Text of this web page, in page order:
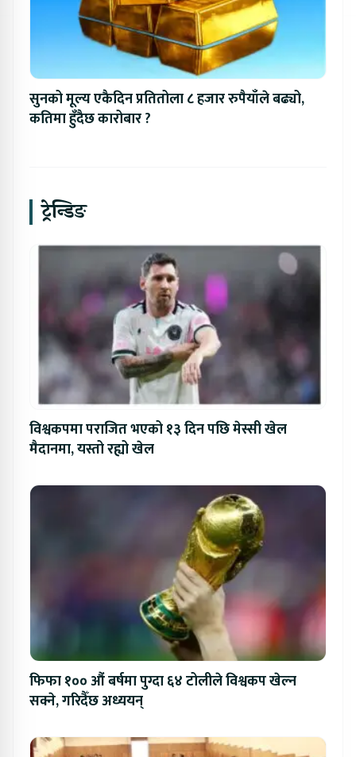
सुनको मूल्य एकैदिन प्रतितोला ८ हजार रुपैयाँले बढ्यो,
कतिमा हुँदैछ कारोबार ?
ट्रेन्डिङ
विश्वकपमा पराजित भएको १३ दिन पछि मेस्सी खेल
मैदानमा, यस्तो रह्यो खेल
फिफा १०० औं बर्षमा पुग्दा ६४ टोलीले विश्वकप खेल्न
सक्ने, गरिदैँछ अध्ययन्